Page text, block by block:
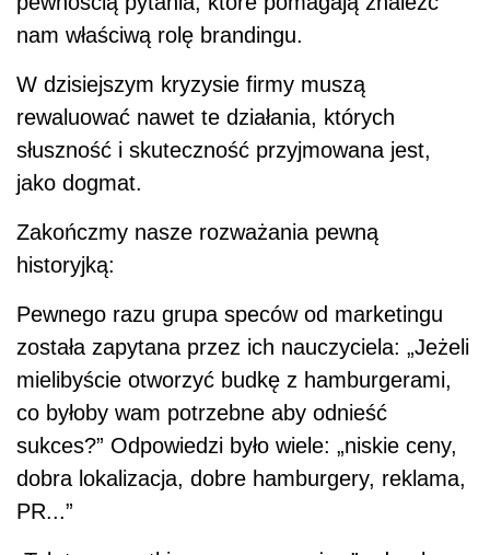
nam właściwą rolę brandingu.
W dzisiejszym kryzysie firmy muszą
rewaluować nawet te działania, których
słuszność i skuteczność przyjmowana jest,
jako dogmat.
Zakończmy nasze rozważania pewną
historyjką:
Pewnego razu grupa speców od marketingu
została zapytana przez ich nauczyciela: „Jeżeli
mielibyście otworzyć budkę z hamburgerami,
co byłoby wam potrzebne aby odnieść
sukces?” Odpowiedzi było wiele: „niskie ceny,
dobra lokalizacja, dobre hamburgery, reklama,
PR...”